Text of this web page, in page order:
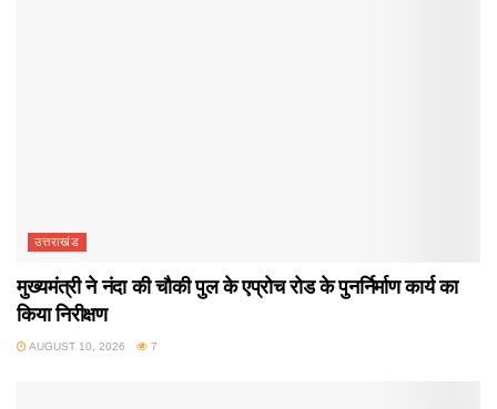
उत्तराखंड
मुख्यमंत्री ने नंदा की चौकी पुल के एप्रोच रोड के पुनर्निर्माण कार्य का
किया निरीक्षण
AUGUST 10, 2026 7